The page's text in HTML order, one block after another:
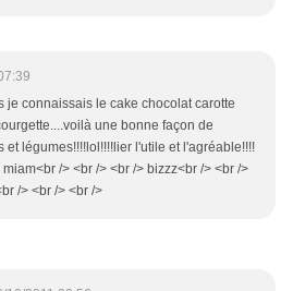
je connaissais le cake chocolat carotte
une bonne façon de
et légumes!!!!lol!!!!lier l'utile et l'agréable!!!!
/> <br /> <br /> bizzz<br /> <br />
/> <br /> <br />